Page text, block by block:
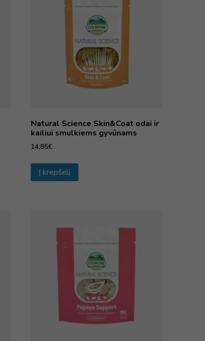
Natural Science Skin&Coat odai ir
kailiui smulkiems gyvūnams
14,85€
Į krepšelį